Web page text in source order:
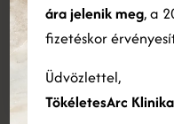
ára jelenik meg, a
fizetéskor
Üdvözlettel,
TökéletesArc
ÖSSZES ELUTASÍTÁSA